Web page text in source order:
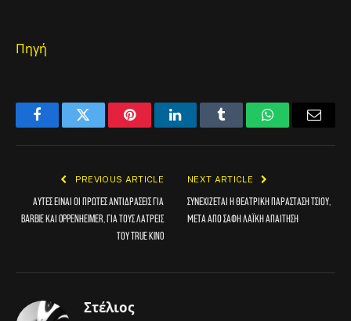
Πηγή
FacebookTwitter PinterestLinkedInTumblr WhatsApp
PREVIOUS ARTICLE
Αυτές είναι οι πρώτες αντιδράσεις για
Barbie και Oppenheimer, για τους λάτρεις
του true kino
NEXT ARTICLE
Συνεχίζεται η θεατρική παράσταση Τσίου,
μετά από σαφή λαϊκή απαίτηση
Στέλιος